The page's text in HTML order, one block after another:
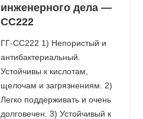
инженерного дела —
СС222
ГГ-СС222 1) Непористый и
антибактериальный.
Устойчивы к кислотам,
щелочам и загрязнениям. 2)
Легко поддерживать и очень
долговечен. 3) Устойчивый к